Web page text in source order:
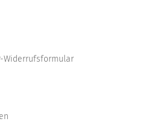
Widerrufsformular